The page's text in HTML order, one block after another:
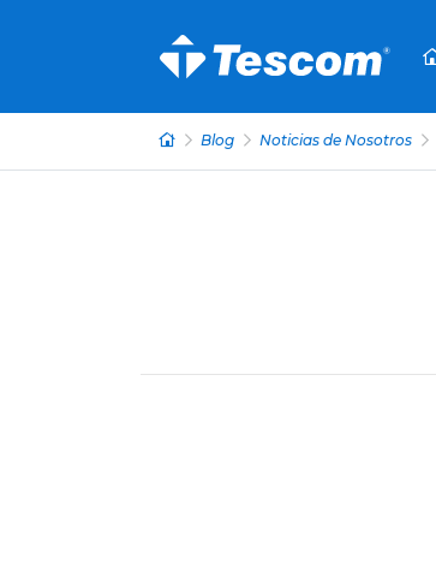
Blog Noticias de Nosotros